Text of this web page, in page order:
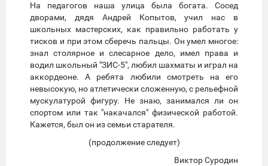
На педагогов наша улица была богата. Сосед
дворами, дядя Андрей Копытов, учил нас в
школьных мастерских, как правильно работать у
тисков и при этом сберечь пальцы. Он умел многое:
знал столярное и слесарное дело, имел права и
водил школьный "ЗИС-5", любил шахматы и играл на
аккордеоне. А ребята любили смотреть на его
невысокую, но атлетически сложенную, с рельефной
мускулатурой фигуру. Не знаю, занимался ли он
спортом или так "накачался" физической работой.
Кажется, был он из семьи старателя.
(продолжение следует)
Виктор Суродин